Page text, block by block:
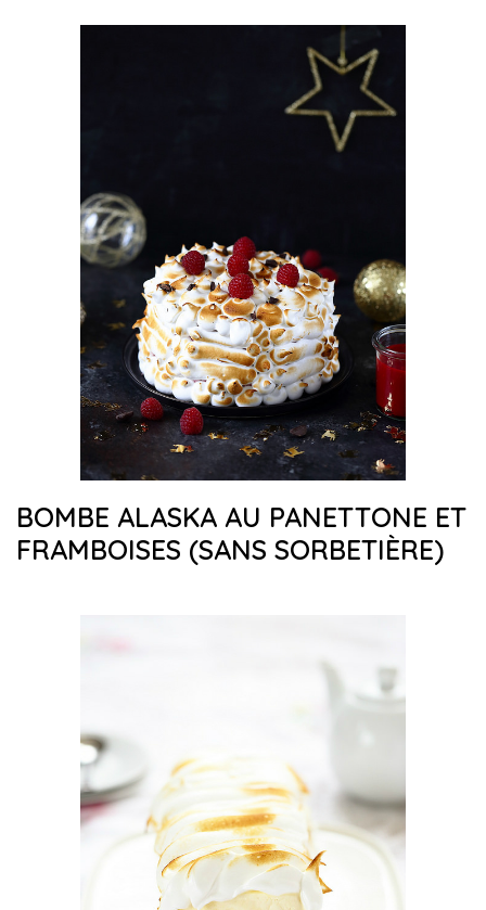
BOMBE ALASKA AU PANETTONE ET
FRAMBOISES (SANS SORBETIÈRE)